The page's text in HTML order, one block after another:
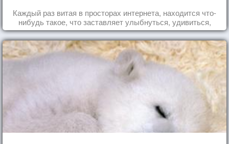
Каждый раз витая в просторах интернета, находится что-
нибудь такое, что заставляет улыбнуться, удивиться,
восхититься...